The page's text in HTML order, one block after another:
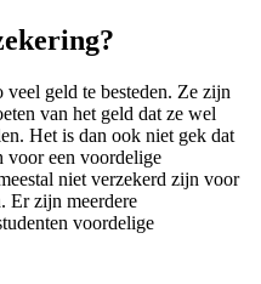
veel geld te besteden. Ze zijn
van het geld dat ze wel
Het is dan ook niet gek dat
voor een voordelige
niet verzekerd zijn voor
Er zijn meerdere
voordelige